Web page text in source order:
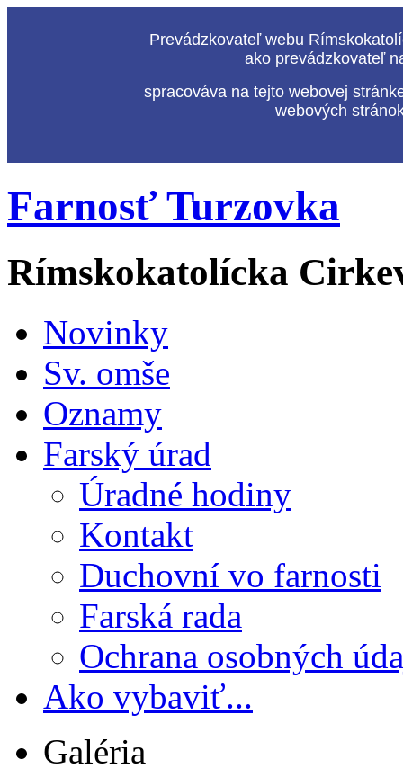
Prevádzkovateľ webu
ako prevádzkovateľ
spracováva na tejto webovej
webových
Farnosť Turzovka
Rímskokatolícka
Novinky
Sv. omše
Oznamy
Farský úrad
Úradné hodiny
Kontakt
Duchovní vo farnosti
Farská rada
Ochrana osobných
Ako vybaviť...
Galéria